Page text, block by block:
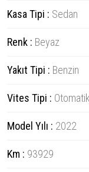
Kasa Tipi : Sedan
Renk : Beyaz
Yakıt Tipi : Benzin
Vites Tipi : Otomatik
Model Yılı : 2022
Km : 93929